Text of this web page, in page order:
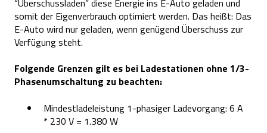
“Überschussladen” diese Energie ins E-Auto geladen und
somit der Eigenverbrauch optimiert werden. Das heißt: Das
E-Auto wird nur geladen, wenn genügend Überschuss zur
Verfügung steht.
Folgende Grenzen gilt es bei Ladestationen ohne 1/3-
Phasenumschaltung zu beachten:
Mindestladeleistung 1-phasiger Ladevorgang: 6 A
* 230 V = 1.380 W